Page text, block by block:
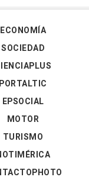
ECONOMÍA
SOCIEDAD
PORTALTIC
EPSOCIAL
MOTOR
TURISMO